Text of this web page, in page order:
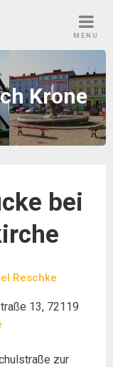
MENU
Krone
bei
Reschke
13, 72119
zur